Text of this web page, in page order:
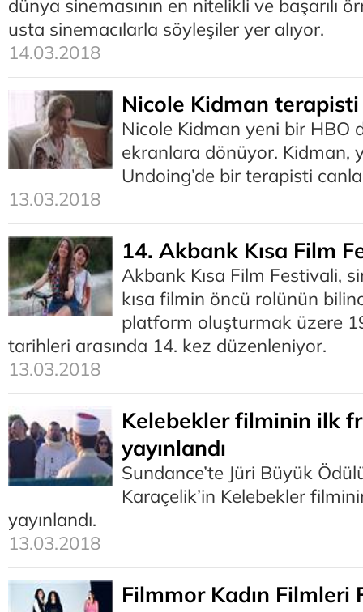
dünya sinemasının en nitelikli ve başarılı
usta sinemacılarla söyleşiler yer alıyor.
14.03.2018
Nicole Kidman
Nicole Kidman yeni bir HBO
ekranlara dönüyor. Kidman,
Undoing’de bir terapisti
13.03.2018
14. Akbank Kısa Film
Akbank Kısa Film Festivali,
kısa filmin öncü rolünün
platform oluşturmak üzere
tarihleri arasında 14. kez düzenleniyor.
13.03.2018
Kelebekler filminin ilk
yayınlandı
Sundance’te Jüri Büyük
Karaçelik’in Kelebekler
yayınlandı.
13.03.2018
Filmmor Kadın Filmleri